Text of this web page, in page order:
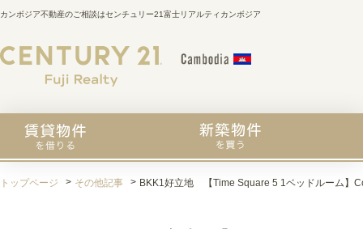
カンボジア不動産のご相談はセンチュリー21富士リアルティカンボジア
トップページ その他記事 BKK1好立地 【Time Square 5 1ベッドルーム】